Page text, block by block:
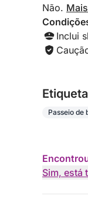
Não.
Inclui
Passeio de
Sim, está